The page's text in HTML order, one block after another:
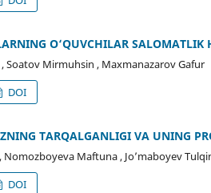
O‘QUVCHILAR
Soatov Mirmuhsin , Maxmanazarov Gafur
DOI
TARQALGANLIGI VA UNING
Nomozboyeva Maftuna , Jo’maboyev
DOI